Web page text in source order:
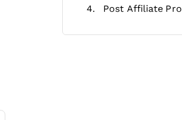
Post Affiliate Pro
Referral Rock